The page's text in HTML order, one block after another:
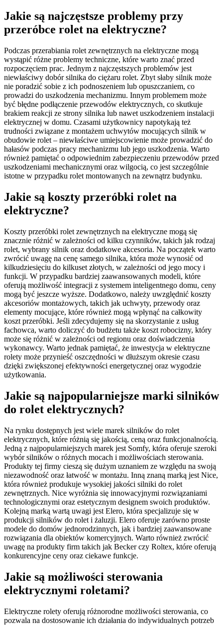
Jakie są najczęstsze problemy przy
przeróbce rolet na elektryczne?
Podczas przerabiania rolet zewnętrznych na elektryczne mogą
wystąpić różne problemy techniczne, które warto znać przed
rozpoczęciem prac. Jednym z najczęstszych problemów jest
niewłaściwy dobór silnika do ciężaru rolet. Zbyt słaby silnik może
nie poradzić sobie z ich podnoszeniem lub opuszczaniem, co
prowadzi do uszkodzenia mechanizmu. Innym problemem może
być błędne podłączenie przewodów elektrycznych, co skutkuje
brakiem reakcji ze strony silnika lub nawet uszkodzeniem instalacji
elektrycznej w domu. Czasami użytkownicy napotykają też
trudności związane z montażem uchwytów mocujących silnik w
obudowie rolet – niewłaściwe umiejscowienie może prowadzić do
hałasów podczas pracy mechanizmu lub jego uszkodzenia. Warto
również pamiętać o odpowiednim zabezpieczeniu przewodów przed
uszkodzeniami mechanicznymi oraz wilgocią, co jest szczególnie
istotne w przypadku rolet montowanych na zewnątrz budynku.
Jakie są koszty przeróbki rolet na
elektryczne?
Koszty przeróbki rolet zewnętrznych na elektryczne mogą się
znacznie różnić w zależności od kilku czynników, takich jak rodzaj
rolet, wybrany silnik oraz dodatkowe akcesoria. Na początek warto
zwrócić uwagę na cenę samego silnika, która może wynosić od
kilkudziesięciu do kilkuset złotych, w zależności od jego mocy i
funkcji. W przypadku bardziej zaawansowanych modeli, które
oferują możliwość integracji z systemem inteligentnego domu, ceny
mogą być jeszcze wyższe. Dodatkowo, należy uwzględnić koszty
akcesoriów montażowych, takich jak uchwyty, przewody oraz
elementy mocujące, które również mogą wpłynąć na całkowity
koszt przeróbki. Jeśli zdecydujemy się na skorzystanie z usług
fachowca, warto doliczyć do budżetu także koszt robocizny, który
może się różnić w zależności od regionu oraz doświadczenia
wykonawcy. Warto jednak pamiętać, że inwestycja w elektryczne
rolety może przynieść oszczędności w dłuższym okresie czasu
dzięki zwiększonej efektywności energetycznej oraz wygodzie
użytkowania.
Jakie są najpopularniejsze marki silników
do rolet elektrycznych?
Na rynku dostępnych jest wiele marek silników do rolet
elektrycznych, które różnią się jakością, ceną oraz funkcjonalnością.
Jedną z najpopularniejszych marek jest Somfy, która oferuje szeroki
wybór silników o różnych mocach i możliwościach sterowania.
Produkty tej firmy cieszą się dużym uznaniem ze względu na swoją
niezawodność oraz łatwość w montażu. Inną znaną marką jest Nice,
która również produkuje wysokiej jakości silniki do rolet
zewnętrznych. Nice wyróżnia się innowacyjnymi rozwiązaniami
technologicznymi oraz estetycznym designem swoich produktów.
Kolejną marką wartą uwagi jest Elero, która specjalizuje się w
produkcji silników do rolet i żaluzji. Elero oferuje zarówno proste
modele do domów jednorodzinnych, jak i bardziej zaawansowane
rozwiązania dla obiektów komercyjnych. Warto również zwrócić
uwagę na produkty firm takich jak Becker czy Roltex, które oferują
konkurencyjne ceny oraz ciekawe funkcje.
Jakie są możliwości sterowania
elektrycznymi roletami?
Elektryczne rolety oferują różnorodne możliwości sterowania, co
pozwala na dostosowanie ich działania do indywidualnych potrzeb